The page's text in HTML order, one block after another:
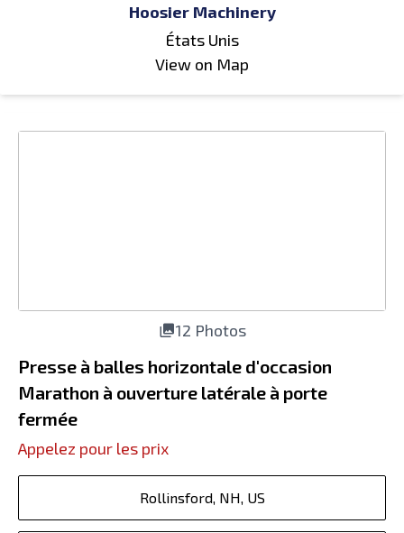
Hoosier Machinery
États Unis
View on Map
12 Photos
Presse à balles horizontale d'occasion
Marathon à ouverture latérale à porte
fermée
Appelez pour les prix
Rollinsford, NH, US